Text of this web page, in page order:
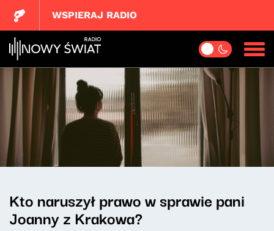
WSPIERAJ RADIO
Kto naruszył prawo w sprawie pani
Joanny z Krakowa?